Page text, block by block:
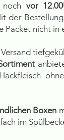
vor
der
Packet nicht in
Boxen
im